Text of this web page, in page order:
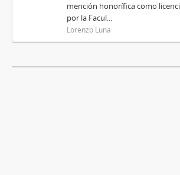
mención honorífica como
por la Facul...
Lorenzo Luna